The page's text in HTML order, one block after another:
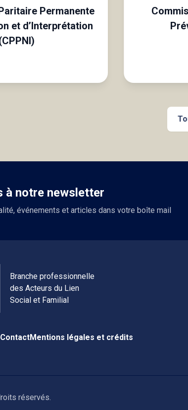
Permanente
et d’Interprétation
à notre newsletter
événements et articles dans votre boîte mail
Branche professionnelle
des Acteurs du Lien
Social et Familial
ContactMentions légales et crédits
réservés.